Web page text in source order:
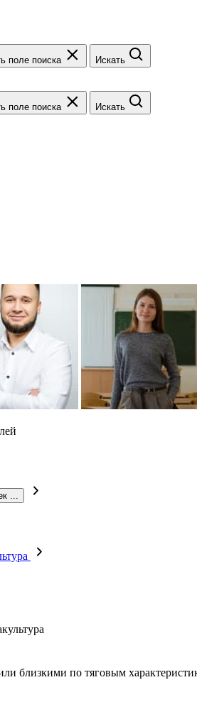
поле поиска Искать
поле поиска Искать
...
близкими по тяговым